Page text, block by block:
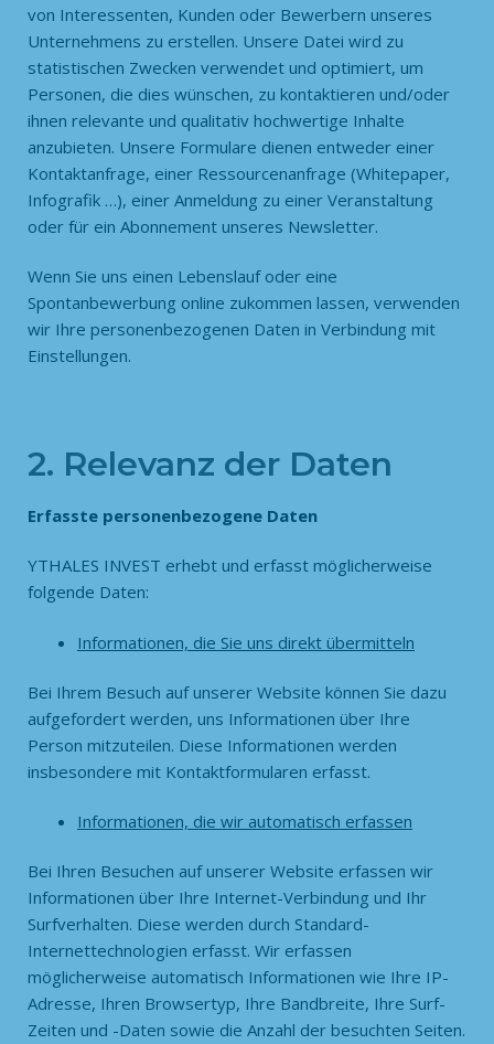
von Interessenten, Kunden oder Bewerbern unseres
Unternehmens zu erstellen. Unsere Datei wird zu
statistischen Zwecken verwendet und optimiert, um
Personen, die dies wünschen, zu kontaktieren und/oder
ihnen relevante und qualitativ hochwertige Inhalte
anzubieten. Unsere Formulare dienen entweder einer
Kontaktanfrage, einer Ressourcenanfrage (Whitepaper,
Infografik …), einer Anmeldung zu einer Veranstaltung
oder für ein Abonnement unseres Newsletter.
Wenn Sie uns einen Lebenslauf oder eine
Spontanbewerbung online zukommen lassen, verwenden
wir Ihre personenbezogenen Daten in Verbindung mit
Einstellungen.
2. Relevanz der Daten
Erfasste personenbezogene Daten
YTHALES INVEST erhebt und erfasst möglicherweise
folgende Daten:
Informationen, die Sie uns direkt übermitteln
Bei Ihrem Besuch auf unserer Website können Sie dazu
aufgefordert werden, uns Informationen über Ihre
Person mitzuteilen. Diese Informationen werden
insbesondere mit Kontaktformularen erfasst.
Informationen, die wir automatisch erfassen
Bei Ihren Besuchen auf unserer Website erfassen wir
Informationen über Ihre Internet-Verbindung und Ihr
Surfverhalten. Diese werden durch Standard-
Internettechnologien erfasst. Wir erfassen
möglicherweise automatisch Informationen wie Ihre IP-
Adresse, Ihren Browsertyp, Ihre Bandbreite, Ihre Surf-
Zeiten und -Daten sowie die Anzahl der besuchten Seiten.